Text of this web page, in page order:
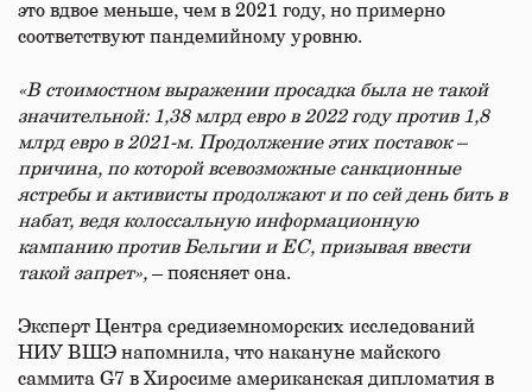
это вдвое меньше, чем в 2021 году, но примерно
соответствуют пандемийному уровню.
«В стоимостном выражении просадка была не такой
значительной: 1,38 млрд евро в 2022 году против 1,8
млрд евро в 2021-м. Продолжение этих поставок –
причина, по которой всевозможные санкционные
ястребы и активисты продолжают и по сей день бить в
набат, ведя колоссальную информационную
кампанию против Бельгии и ЕС, призывая ввести
такой запрет», – поясняет она.
Эксперт Центра средиземноморских исследований
НИУ ВШЭ напомнила, что накануне майского
саммита G7 в Хиросиме американская дипломатия в